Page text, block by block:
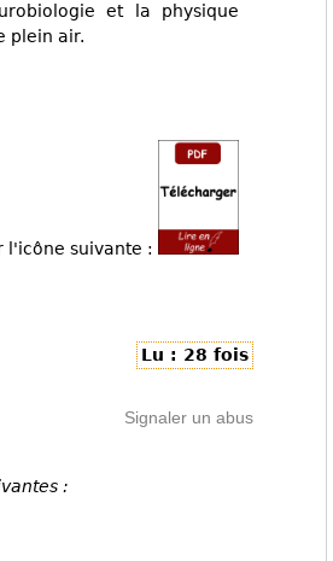
et la physique
plein air.
l'icône suivante :
Lu : 28 fois
Signaler un abus
: